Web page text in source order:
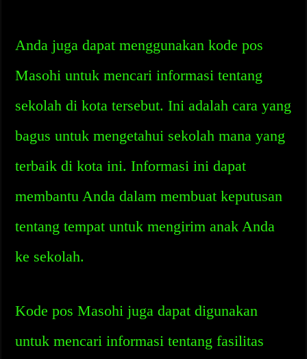
Anda juga dapat menggunakan kode pos
Masohi untuk mencari informasi tentang
sekolah di kota tersebut. Ini adalah cara yang
bagus untuk mengetahui sekolah mana yang
terbaik di kota ini. Informasi ini dapat
membantu Anda dalam membuat keputusan
tentang tempat untuk mengirim anak Anda
ke sekolah.
Kode pos Masohi juga dapat digunakan
untuk mencari informasi tentang fasilitas